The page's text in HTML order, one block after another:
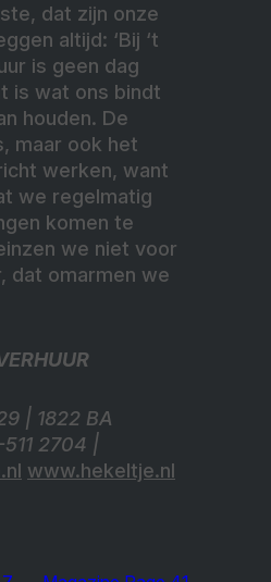
dat zijn onze
altijd: ‘Bij ‘t
is geen dag
is wat ons bindt
houden. De
maar ook het
werken, want
we regelmatig
komen te
we niet voor
dat omarmen we
| 1822 BA
2704 |
www.hekeltje.nl